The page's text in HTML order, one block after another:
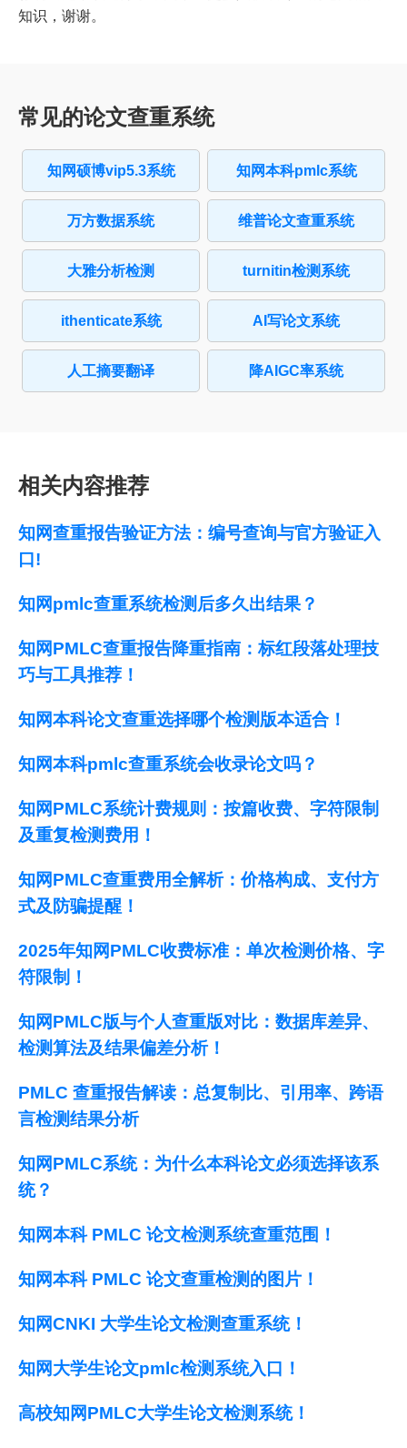
知识，谢谢。
常见的论文查重系统
知网硕博vip5.3系统 知网本科pmlc系统
万方数据系统 维普论文查重系统
大雅分析检测 turnitin检测系统
ithenticate系统 AI写论文系统
人工摘要翻译 降AIGC率系统
相关内容推荐
知网查重报告验证方法：编号查询与官方验证入
口!
知网pmlc查重系统检测后多久出结果？
知网PMLC查重报告降重指南：标红段落处理技
巧与工具推荐！
知网本科论文查重选择哪个检测版本适合！
知网本科pmlc查重系统会收录论文吗？
知网PMLC系统计费规则：按篇收费、字符限制
及重复检测费用！
知网PMLC查重费用全解析：价格构成、支付方
式及防骗提醒！
2025年知网PMLC收费标准：单次检测价格、字
符限制！
知网PMLC版与个人查重版对比：数据库差异、
检测算法及结果偏差分析！
PMLC 查重报告解读：总复制比、引用率、跨语
言检测结果分析
知网PMLC系统：为什么本科论文必须选择该系
统？
知网本科 PMLC 论文检测系统查重范围！
知网本科 PMLC 论文查重检测的图片！
知网CNKI 大学生论文检测查重系统！
知网大学生论文pmlc检测系统入口！
高校知网PMLC大学生论文检测系统！